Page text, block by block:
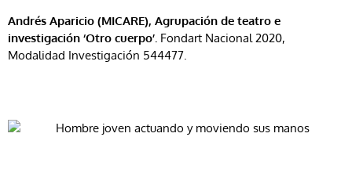
Andrés Aparicio (MICARE), Agrupación de teatro e
investigación ‘Otro cuerpo’. Fondart Nacional 2020,
Modalidad Investigación 544477.